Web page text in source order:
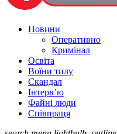
Новини
Оперативно
Кримінал
Освіта
Воїни тилу
Скандал
Інтерв’ю
Файні люди
Співпраця